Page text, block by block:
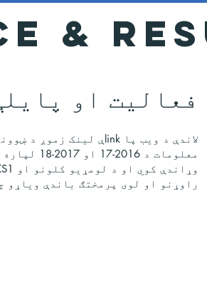
&
فعالیت او
راوړنو او لوی پرمختګ باندې ویاړو